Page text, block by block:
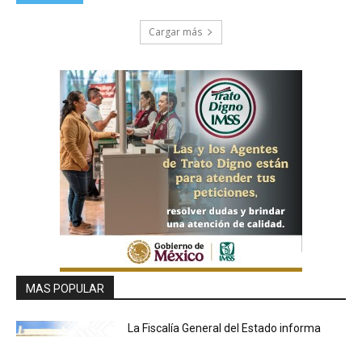
Cargar más
MAS POPULAR
La Fiscalía General del Estado informa